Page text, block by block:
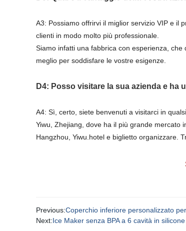
A3: Possiamo offrirvi il miglior servizio VIP e il
clienti in modo molto più professionale.
Siamo infatti una fabbrica con esperienza,
meglio per soddisfare le vostre esigenze.
D4: Posso visitare la sua azienda e
A4: Sì, certo, siete benvenuti a visitarci in
Yiwu, Zhejiang, dove ha il più grande mercato
Hangzhou, Yiwu.hotel e biglietto organizzare.
Previous:Coperchio inferiore personalizzato
Next:Ice Maker senza BPA a 6 cavità in